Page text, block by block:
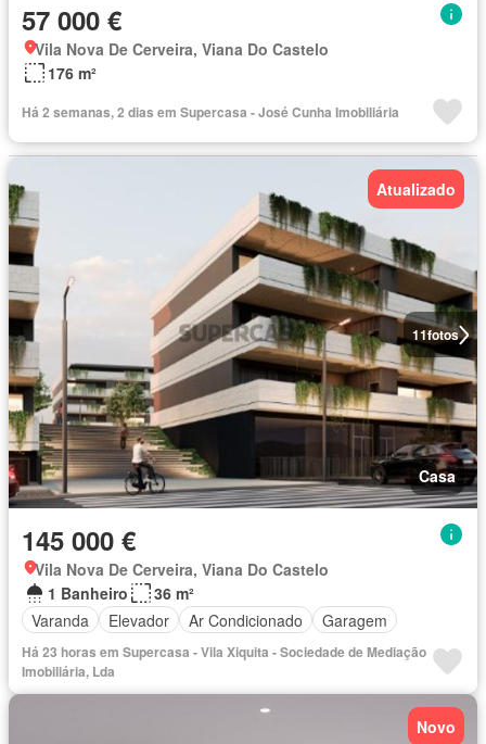
57 000 €
Vila Nova De Cerveira, Viana Do Castelo
176 m²
Há 2 semanas, 2 dias em Supercasa - José Cunha Imobiliária
11fotos
Atualizado
Casa
145 000 €
Vila Nova De Cerveira, Viana Do Castelo
1 Banheiro
36 m²
Varanda
Elevador Ar Condicionado Garagem
Há 23 horas em Supercasa - Vila Xiquita - Sociedade de Mediação
Imobiliária, Lda
Novo